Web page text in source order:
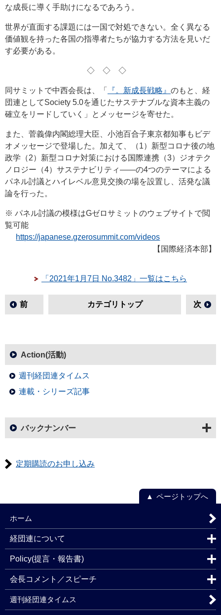
な成長に導く手助けになるであろう。
世界が直面する課題には一国で対処できない。全く異なる
価値観を持った各国の指導者たちが協力する方法を見いだ
す必要がある。
◇◇◇
同サミットで中西会長は、「 『。新成長戦略』 のもと、経
団連としてSociety 5.0を通じたサステナブルな資本主義の
確立をリードしていく」とメッセージを寄せた。
また、菅義偉内閣総理大臣、小池百合子東京都知事もビデ
オメッセージで登場した。加えて、（1）新型コロナ後の地
政学（2）新型コロナ対策における国際連携（3）ジオテク
ノロジー（4）サステナビリティ――の4つのテーマによる
パネル討議とハイレベル意見交換の場を設置し、活発な議
論を行った。
※ パネル討議の模様はGゼロサミットのウェブサイトで閲
覧可能
https://japanese.gzerosummit.com/videos
【国際経済本部】
「2021年1月7日 No.3482」一覧はこちら
前 カテゴリトップ 次
Action(活動)
週刊経団連タイムス
連載・シリーズ記事
バックナンバー
定期購読のお申し込み
ページトップへ
ホーム
経団連について
Policy(提言・報告書)
会長コメント／スピーチ
週刊経団連タイムス